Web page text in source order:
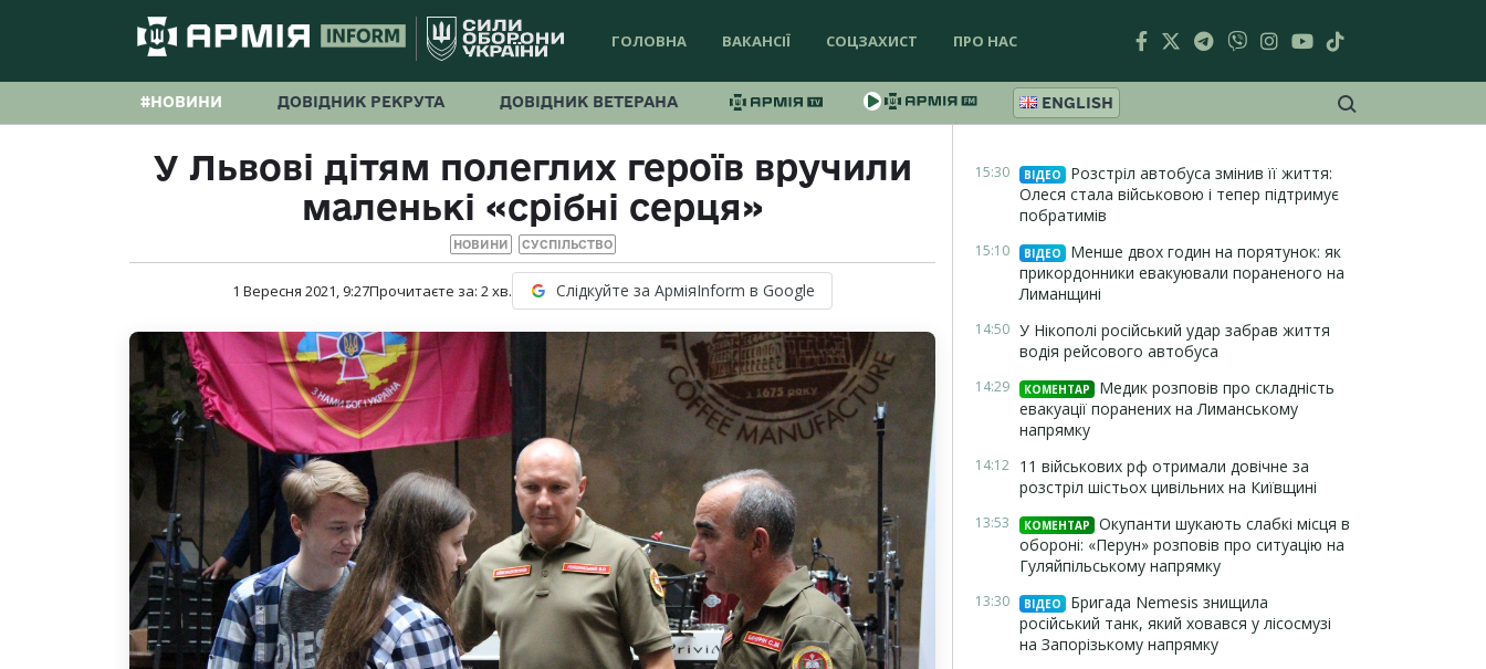
ГОЛОВНА ВАКАНСІЇ СОЦЗАХИСТ ПРО НАС
#НОВИНИ ДОВІДНИК РЕКРУТА ДОВІДНИК ВЕТЕРАНА ENGLISH
У Львові дітям полеглих героїв вручили
маленькі «срібні серця»
НОВИНИ СУСПІЛЬСТВО
1 Вересня 2021, 9:27Прочитаєте за: 2хв. Слідкуйте за АрміяInform в Google
15:30 ВІДЕО
Розстріл автобуса змінив її життя:
Олеся стала військовою і тепер підтримує
побратимів
15:10 ВІДЕО
Менше двох годин на порятунок: як
прикордонники евакуювали пораненого на
Лиманщині
14:50 У Нікополі російський удар забрав життя
водія рейсового автобуса
14:29 КОМЕНТАР
Медик розповів про складність
евакуації поранених на Лиманському
напрямку
14:12 11 військових рф отримали довічне за
розстріл шістьох цивільних на Київщині
13:53 КОМЕНТАР
Окупанти шукають слабкі місця в
обороні: «Перун» розповів про ситуацію на
Гуляйпільському напрямку
13:30 ВІДЕО
Бригада Nemesis знищила
російський танк, який ховався у лісосмузі
на Запорізькому напрямку